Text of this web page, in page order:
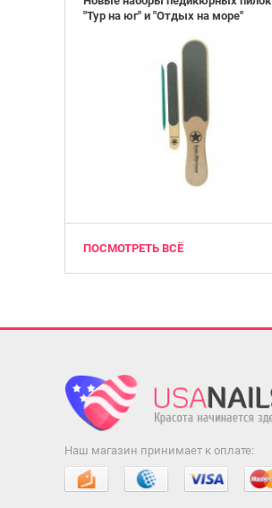
"Тур на юг" и "Отдых на море"
ПОСМОТРЕТЬ ВСЁ
130 р.
Наш магазин принимает к оплате: